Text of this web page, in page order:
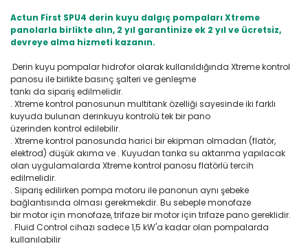
Actun First SPU4 derin kuyu dalgıç pompaları Xtreme
panolarla birlikte alın, 2 yıl garantinize ek 2 yıl ve ücretsiz,
devreye alma hizmeti kazanın.
.Derin kuyu pompalar hidrofor olarak kullanıldığında Xtreme kontrol
panosu ile birlikte basınç şalteri ve genleşme
tankı da sipariş edilmelidir.
. Xtreme kontrol panosunun multitank özelliği sayesinde iki farklı
kuyuda bulunan derinkuyu kontrolü tek bir pano
üzerinden kontrol edilebilir.
. Xtreme kontrol panosunda harici bir ekipman olmadan (flatör,
elektrod) düşük akıma ve . Kuyudan tanka su aktarıma yapılacak
olan uygulamalarda Xtreme kontrol panosu flatörlü tercih
edilmelidir.
. Sipariş edilirken pompa motoru ile panonun aynı şebeke
bağlantısında olması gerekmekdir. Bu sebeple monofaze
bir motor için monofaze, trifaze bir motor için trifaze pano gereklidir.
. Fluid Control cihazı sadece 1,5 kW'a kadar olan pompalarda
kullanılabilir